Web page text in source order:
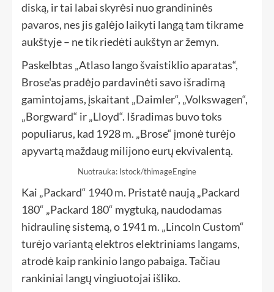
diską, ir tai labai skyrėsi nuo grandininės
pavaros, nes jis galėjo laikyti langą tam tikrame
aukštyje – ne tik riedėti aukštyn ar žemyn.
Paskelbtas „Atlaso lango švaistiklio aparatas“,
Brose'as pradėjo pardavinėti savo išradimą
gamintojams, įskaitant „Daimler“, „Volkswagen“,
„Borgward“ ir „Lloyd“. Išradimas buvo toks
populiarus, kad 1928 m. „Brose“ įmonė turėjo
apyvartą maždaug milijono eurų ekvivalentą.
Nuotrauka: Istock/thimageEngine
Kai „Packard“ 1940 m. Pristatė naują „Packard
180“ „Packard 180“ mygtuką, naudodamas
hidraulinę sistemą, o 1941 m. „Lincoln Custom“
turėjo variantą elektros elektriniams langams,
atrodė kaip rankinio lango pabaiga. Tačiau
rankiniai langų vingiuotojai išliko.